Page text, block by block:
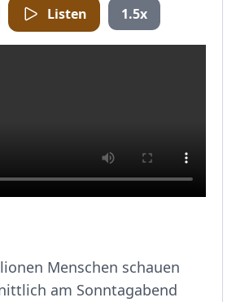
Listen 1.5x
Menschen schauen
am Sonntagabend